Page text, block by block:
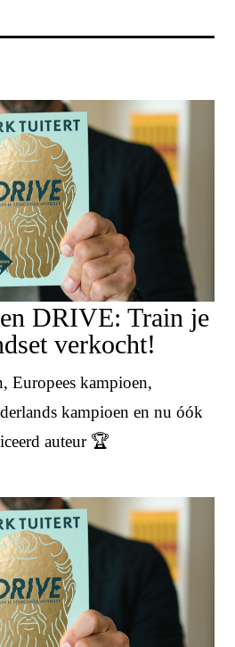
DRIVE: Train je
verkocht!
Europees kampioen,
kampioen en nu óók
auteur 🏆